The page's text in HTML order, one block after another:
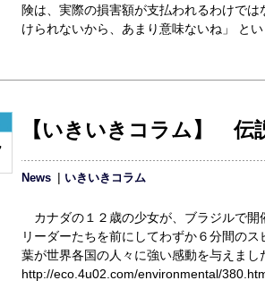
険は、実際の損害額が支払われるわけで
けられないから、あまり意味ないね」 と
【いきいきコラム】 伝
News いきいきコラム
カナダの１２歳の少女が、ブラジルで開
リーダーたちを前にしてわずか６分間の
葉が世界各国の人々に強い感動を与えま
http://eco.4u02.com/environmental/